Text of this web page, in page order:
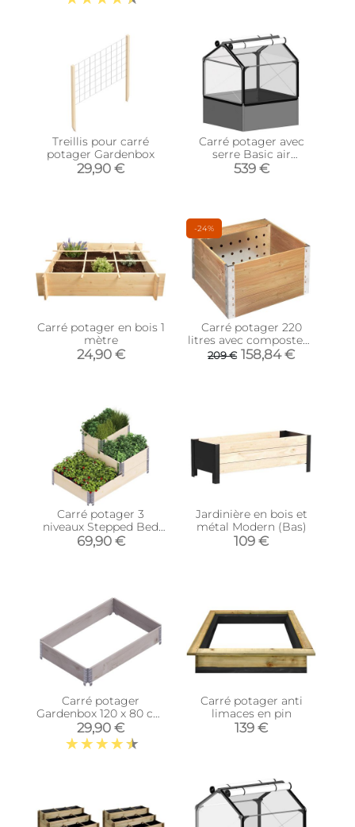
Treillis pour carré
potager Gardenbox
29,90 €
Carré potager avec
serre Basic air
(Longueur 120 cm)
539 €
Carré potager en bois 1
mètre
24,90 €
-24%
Carré potager 220
litres avec composteur
intégré 45 litres
209 € 158,84 €
Carré potager 3
niveaux Stepped Bed
120 x 80 x 58.5 cm
69,90 €
Jardinière en bois et
métal Modern (Bas)
109 €
Carré potager
Gardenbox 120 x 80 cm
(Gris)
29,90 €
Carré potager anti
limaces en pin
139 €